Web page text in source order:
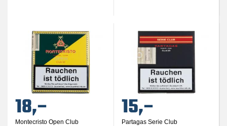
18,–
Montecristo Open Club
15,–
Partagas Serie Club